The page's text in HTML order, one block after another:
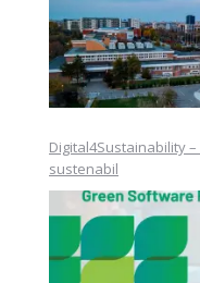
Digital4Sustainability
sustenabil